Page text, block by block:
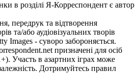
в розділі Я-Корреспондент є автор
передрук та відтворення
та/або аудіовізуальних творів
Images - суворо забороняється.
призначені для осіб
Участь в азартних іграх може
Дотримуйтесь правил